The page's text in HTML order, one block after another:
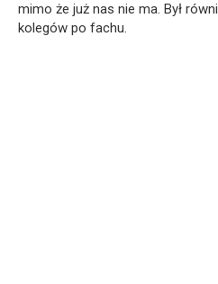
mimo że już nas nie ma. Był
kolegów po fachu.